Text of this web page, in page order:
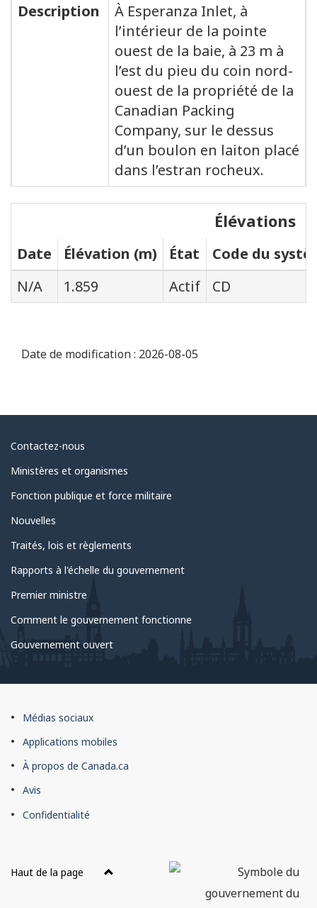
Description
À Esperanza Inlet, à
l’intérieur de la pointe
ouest de la baie, à 23 m à
l’est du pieu du coin nord-
ouest de la propriété de la
Canadian Packing
Company, sur le dessus
d’un boulon en laiton placé
dans l’estran rocheux.
Élévations
Date Élévation (m) État
Code du
N/A
1.859 Actif CD
Date de modification : 2026-08-05
Au
sujet
du
gouvernement
Contactez-nous
Ministères et organismes
Fonction publique et force militaire
Nouvelles
Traités, lois et règlements
Rapports à l'échelle du gouvernement
Premier ministre
Comment le gouvernement fonctionne
Gouvernement ouvert
À
propos
du
site
Médias sociaux
Applications mobiles
À propos de Canada.ca
Avis
Confidentialité
Haut de la page